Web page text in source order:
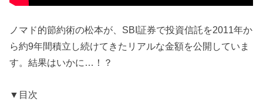
ノマド的節約術の松本が、SBI証券で投資信託を2011年か
ら約9年間積立し続けてきたリアルな金額を公開していま
す。結果はいかに…！？
▼目次